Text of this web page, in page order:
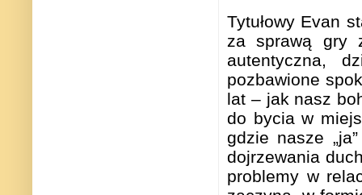
Tytułowy Evan
za sprawą gry
autentyczna,
pozbawione
lat – jak nasz
do bycia w
gdzie nasze
dojrzewania
problemy w